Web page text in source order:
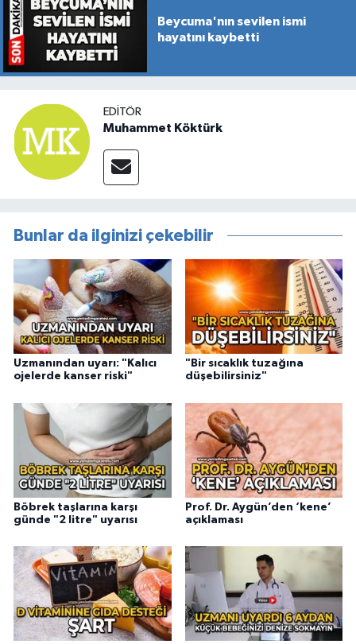
Beycuma'nın sevilen ismi
hayatını kaybetti
EDITÖR
Muhammet Köktürk
Bunlar da ilginizi çekebilir
Uzmanından uyarı: "Kalıcı
ojelerde kanser riski"
"Bir sıcaklık tuzağına
düşebilirsiniz"
Böbrek taşlarına karşı
günde "2 litre" uyarısı
Prof. Dr. Aygün’den ‘kene’
açıklaması